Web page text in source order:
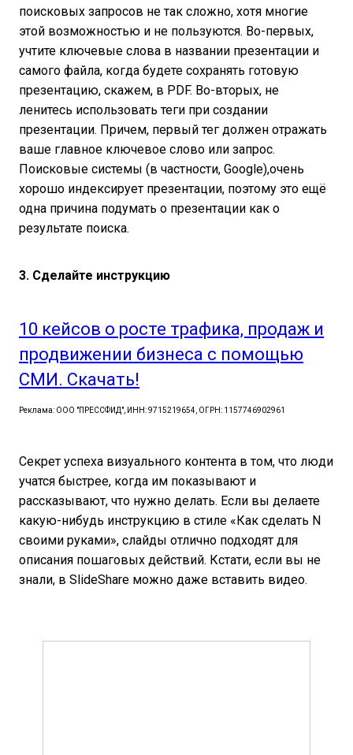
поисковых запросов не так сложно, хотя многие
этой возможностью и не пользуются. Во-первых,
учтите ключевые слова в названии презентации и
самого файла, когда будете сохранять готовую
презентацию, скажем, в PDF. Во-вторых, не
ленитесь использовать теги при создании
презентации. Причем, первый тег должен отражать
ваше главное ключевое слово или запрос.
Поисковые системы (в частности, Google),очень
хорошо индексирует презентации, поэтому это ещё
одна причина подумать о презентации как о
результате поиска.
3. Сделайте инструкцию
10 кейсов о росте трафика, продаж и
продвижении бизнеса с помощью
СМИ. Скачать!
Реклама: ООО "ПРЕССФИД", ИНН: 9715219654, ОГРН: 1157746902961
Секрет успеха визуального контента в том, что люди
учатся быстрее, когда им показывают и
рассказывают, что нужно делать. Если вы делаете
какую-нибудь инструкцию в стиле «Как сделать N
своими руками», слайды отлично подходят для
описания пошаговых действий. Кстати, если вы не
знали, в SlideShare можно даже вставить видео.